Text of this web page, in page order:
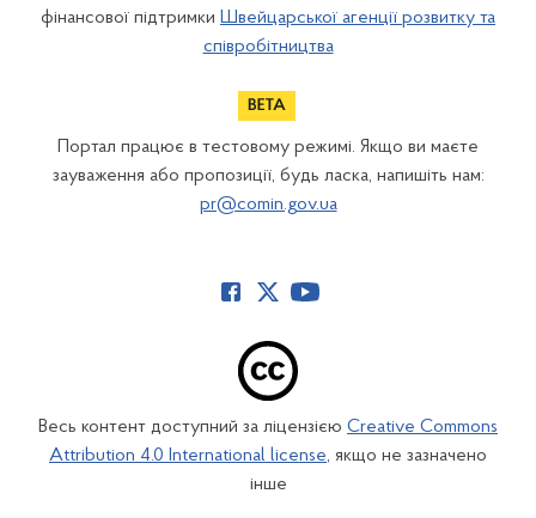
фінансової підтримки Швейцарської агенції розвитку та
співробітництва
Портал працює в тестовому режимі. Якщо ви маєте
зауваження або пропозиції, будь ласка, напишіть нам:
pr@comin.gov.ua
Весь контент доступний за ліцензією Creative Commons
Attribution 4.0 International license, якщо не зазначено
інше